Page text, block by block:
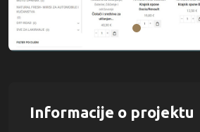
Informacije o projektu